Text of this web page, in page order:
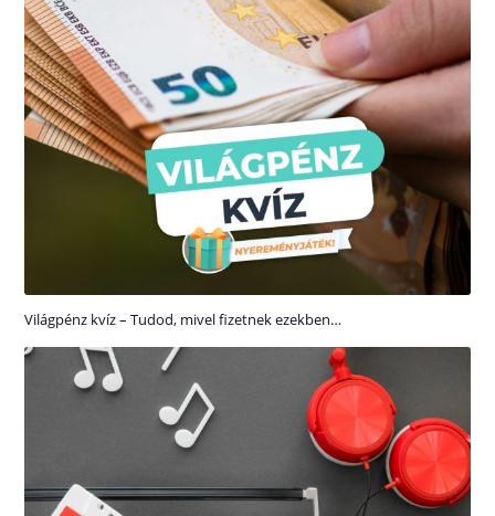
Világpénz kvíz – Tudod, mivel fizetnek ezekben…